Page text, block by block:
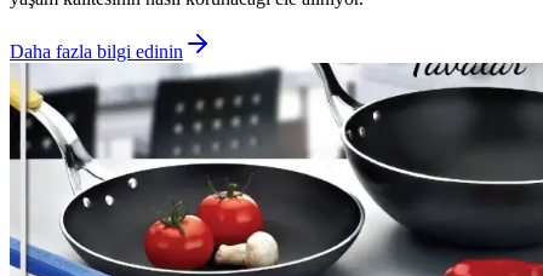
Daha fazla bilgi edinin